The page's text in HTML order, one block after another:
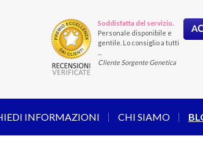
Soddisfatta del servizio.
Personale disponibile e
gentile. Lo consiglio a tutti
Cliente Sorgente Genetica
INFORMAZIONI CHI SIAMO